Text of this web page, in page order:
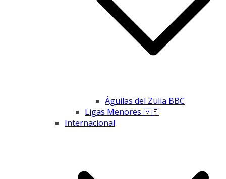
Águilas del Zulia BBC
Ligas Menores 🇻🇪
Internacional